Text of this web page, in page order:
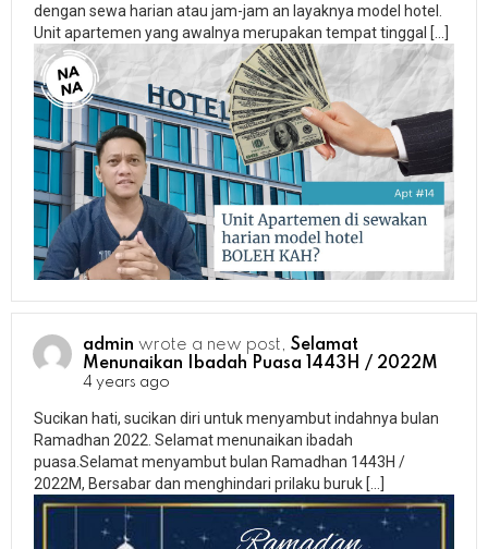
dengan sewa harian atau jam-jam an layaknya model hotel.
Unit apartemen yang awalnya merupakan tempat tinggal […]
admin wrote a new post, Selamat
Menunaikan Ibadah Puasa 1443H / 2022M
4 years ago
Sucikan hati, sucikan diri untuk menyambut indahnya bulan
Ramadhan 2022. Selamat menunaikan ibadah
puasa.Selamat menyambut bulan Ramadhan 1443H /
2022M, Bersabar dan menghindari prilaku buruk […]